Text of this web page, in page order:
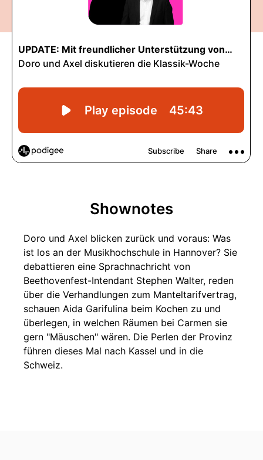
Shownotes
Doro und Axel blicken zurück und voraus: Was
ist los an der Musikhochschule in Hannover? Sie
debattieren eine Sprachnachricht von
Beethovenfest-Intendant Stephen Walter, reden
über die Verhandlungen zum Manteltarifvertrag,
schauen Aida Garifulina beim Kochen zu und
überlegen, in welchen Räumen bei Carmen sie
gern "Mäuschen" wären. Die Perlen der Provinz
führen dieses Mal nach Kassel und in die
Schweiz.